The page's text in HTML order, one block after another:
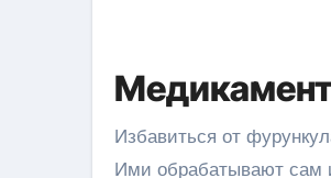
Избавиться от
Ими обрабатывают сам